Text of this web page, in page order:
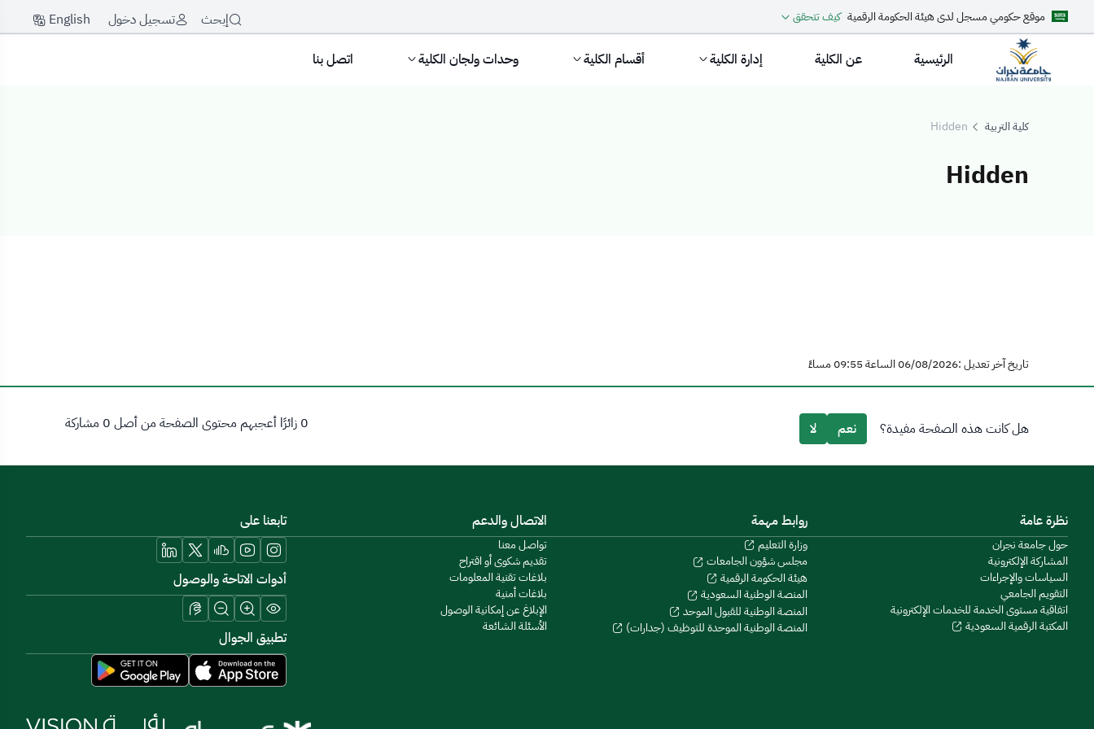
موقع حكومي مسجل لدى هيئة الحكومة الرقمية كيف تتحقق إبحث تسجيل دخول English
الرئيسية عن الكلية إدارة الكلية أقسام الكلية وحدات ولجان الكلية اتصل بنا
كلية التربية Hidden
Hidden
تاريخ آخر تعديل :06/08/2026 الساعة 09:55 مساءً
هل كانت هذه الصفحة مفيدة؟ نعم لا 0 زائرًا أعجبهم محتوى الصفحة من أصل 0 مشاركة
نظرة عامة
حول جامعة نجران
المشاركة الإلكترونية
السياسات والإجراءات
التقويم الجامعي
اتفاقية مستوى الخدمة للخدمات الإلكترونية
المكتبة الرقمية السعودية
روابط مهمة
وزارة التعليم
مجلس شؤون الجامعات
هيئة الحكومة الرقمية
المنصة الوطنية السعودية
المنصة الوطنية للقبول الموحد
المنصة الوطنية الموحدة للتوظيف (جدارات)
الاتصال والدعم
تواصل معنا
تقديم شكوى أو اقتراح
بلاغات تقنية المعلومات
بلاغات أمنية
الإبلاغ عن إمكانية الوصول
الأسئلة الشائعة
تابعنا على
أدوات الاتاحة والوصول
تطبيق الجوال